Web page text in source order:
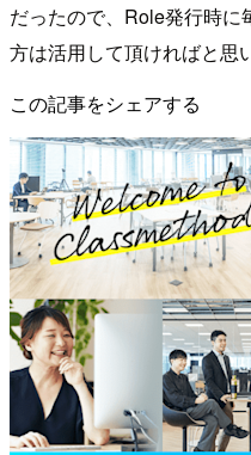
だったので、Role発行時に
方は活用して頂ければと思
この記事をシェアする